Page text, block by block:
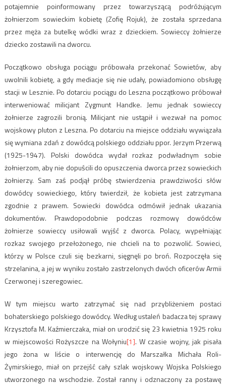
potajemnie poinformowany przez towarzyszącą podróżującym
żołnierzom sowieckim kobietę (Zofię Rojuk), że została sprzedana
przez męża za butelkę wódki wraz z dzieckiem. Sowieccy żołnierze
dziecko zostawili na dworcu.
Początkowo obsługa pociągu próbowała przekonać Sowietów, aby
uwolnili kobietę, a gdy mediacje się nie udały, powiadomiono obsługę
stacji w Lesznie. Po dotarciu pociągu do Leszna początkowo próbował
interweniować milicjant Zygmunt Handke. Jemu jednak sowieccy
żołnierze zagrozili bronią. Milicjant nie ustąpił i wezwał na pomoc
wojskowy pluton z Leszna. Po dotarciu na miejsce oddziału wywiązała
się wymiana zdań z dowódcą polskiego oddziału ppor. Jerzym Przerwą
(1925-1947). Polski dowódca wydał rozkaz podwładnym sobie
żołnierzom, aby nie dopuścili do opuszczenia dworca przez sowieckich
żołnierzy. Sam zaś podjął próbę stwierdzenia prawdziwości słów
dowódcy sowieckiego, który twierdził, że kobieta jest zatrzymana
zgodnie z prawem. Sowiecki dowódca odmówił jednak ukazania
dokumentów. Prawdopodobnie podczas rozmowy dowódców
żołnierze sowieccy usiłowali wyjść z dworca. Polacy, wypełniając
rozkaz swojego przełożonego, nie chcieli na to pozwolić. Sowieci,
którzy w Polsce czuli się bezkarni, sięgnęli po broń. Rozpoczęła się
strzelanina, a jej w wyniku zostało zastrzelonych dwóch oficerów Armii
Czerwonej i szeregowiec.
W tym miejscu warto zatrzymać się nad przybliżeniem postaci
bohaterskiego polskiego dowódcy. Według ustaleń badacza tej sprawy
Krzysztofa M. Kaźmierczaka, miał on urodzić się 23 kwietnia 1925 roku
w miejscowości Rożyszcze na Wołyniu[1]. W czasie wojny, jak pisała
jego żona w liście o interwencję do Marszałka Michała Roli-
Żymirskiego, miał on przejść cały szlak wojskowy Wojska Polskiego
utworzonego na wschodzie. Został ranny i odznaczony za postawę